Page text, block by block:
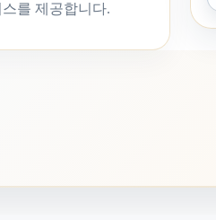
를 제공합니다.